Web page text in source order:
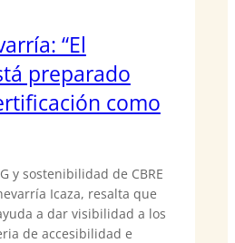
“El
preparado
como
y sostenibilidad de CBRE
Icaza, resalta que
a dar visibilidad a los
de accesibilidad e